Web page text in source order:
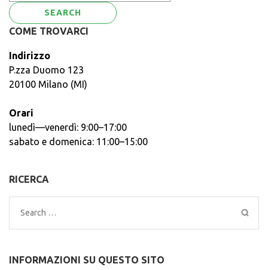
COME TROVARCI
Indirizzo
P.zza Duomo 123
20100 Milano (MI)
Orari
lunedì—venerdì: 9:00–17:00
sabato e domenica: 11:00–15:00
RICERCA
Search
for:
INFORMAZIONI SU QUESTO SITO